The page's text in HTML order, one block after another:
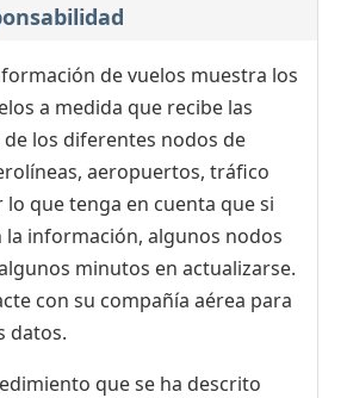
de vuelos muestra los
a medida que recibe las
los diferentes nodos de
aeropuertos, tráfico
lo que tenga en cuenta que si
la información, algunos nodos
minutos en actualizarse.
con su compañía aérea para
datos.
que se ha descrito